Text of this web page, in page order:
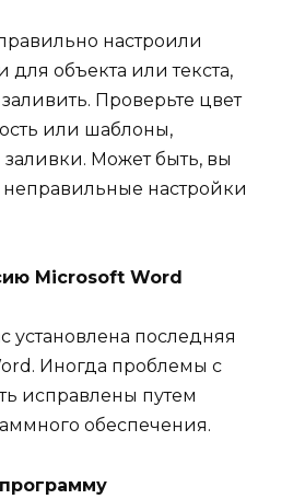
настроили
для объекта или текста,
Проверьте цвет
или шаблоны,
Может быть, вы
настройки
Microsoft Word
установлена последняя
Иногда проблемы с
исправлены путем
обеспечения.